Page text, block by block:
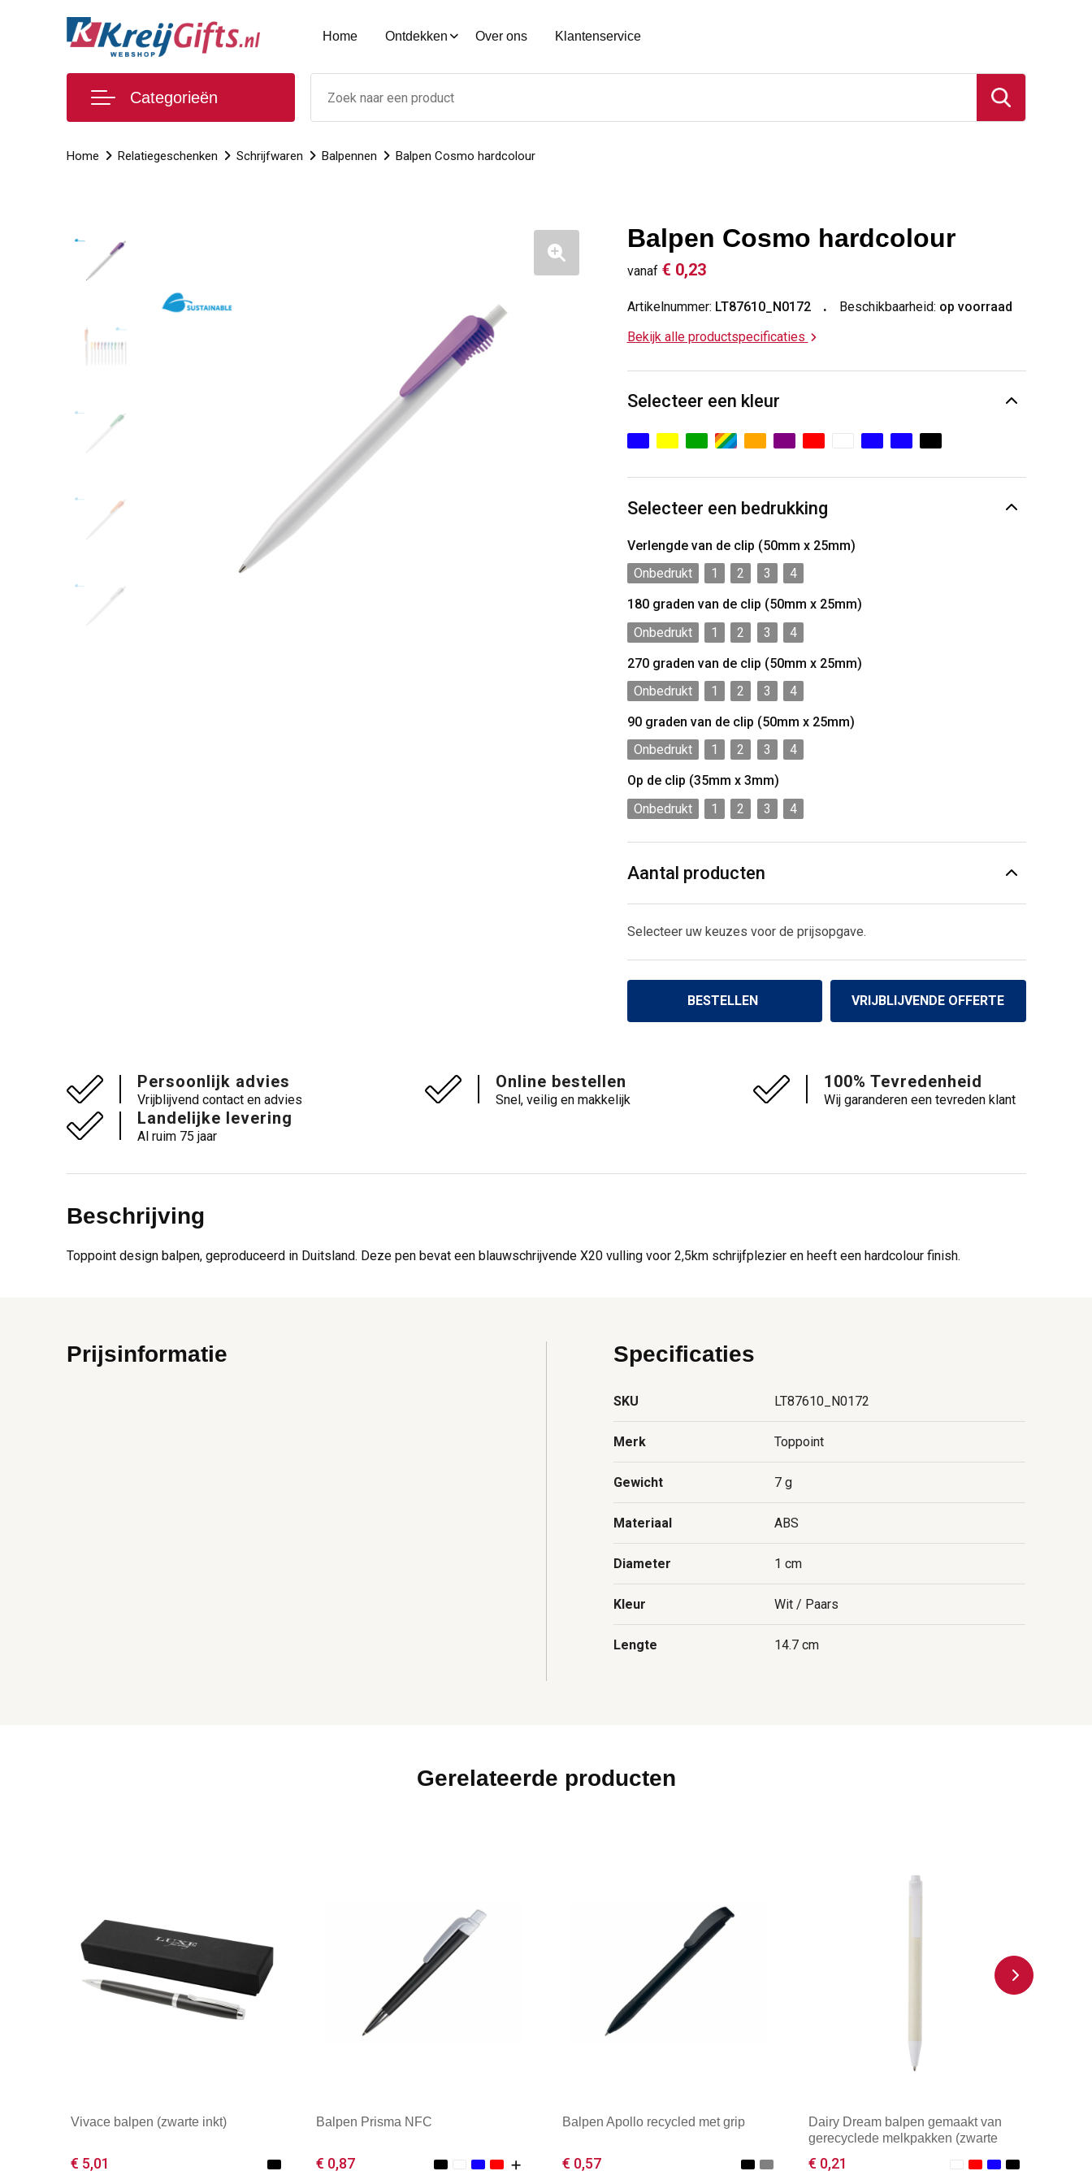
Home Ontdekken Over ons Klantenservice
Categorieën
Home Relatiegeschenken Schrijfwaren Balpennen Balpen Cosmo hardcolour
Balpen Cosmo hardcolour
vanaf € 0,23
Artikelnummer: LT87610_N0172 Beschikbaarheid: op voorraad
Bekijk alle productspecificaties
Selecteer een kleur
Selecteer een bedrukking
Verlengde van de clip (50mm x 25mm)
Onbedrukt
1 2 3
4
180 graden van de clip (50mm x 25mm)
Onbedrukt
1 2 3
4
270 graden van de clip (50mm x 25mm)
Onbedrukt
1 2 3
4
90 graden van de clip (50mm x 25mm)
Onbedrukt
1 2 3
4
Op de clip (35mm x 3mm)
Onbedrukt
1 2 3 4
Aantal producten
Selecteer uw keuzes voor de prijsopgave.
BESTELLEN VRIJBLIJVENDE OFFERTE
Persoonlijk advies
Vrijblijvend contact en advies
Online bestellen
Snel, veilig en makkelijk
100% Tevredenheid
Wij garanderen een tevreden klant
Landelijke levering
Al ruim 75 jaar
Beschrijving
Toppoint design balpen, geproduceerd in Duitsland. Deze pen bevat een blauwschrijvende X20 vulling voor 2,5km schrijfplezier en heeft een hardcolour finish.
Prijsinformatie Specificaties
SKU LT87610_N0172
Merk Toppoint
Gewicht 7 g
Materiaal ABS
Diameter 1 cm
Kleur Wit / Paars
Lengte 14.7 cm
Gerelateerde producten
Vivace balpen (zwarte inkt)
€ 5,01
Balpen Prisma NFC
€ 0,87
Balpen Apollo recycled met grip
€ 0,57
Dairy Dream balpen gemaakt van
gerecyclede melkpakken (zwarte
€ 0,21